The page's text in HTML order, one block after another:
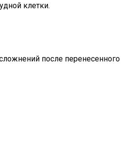
клетки.
после перенесенного